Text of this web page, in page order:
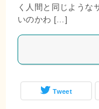
く人間と同じような
いのかわ […]
Tweet